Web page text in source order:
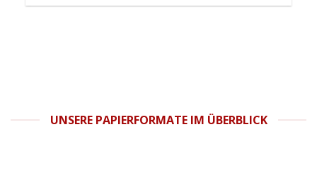
UNSERE PAPIERFORMATE IM ÜBERBLICK